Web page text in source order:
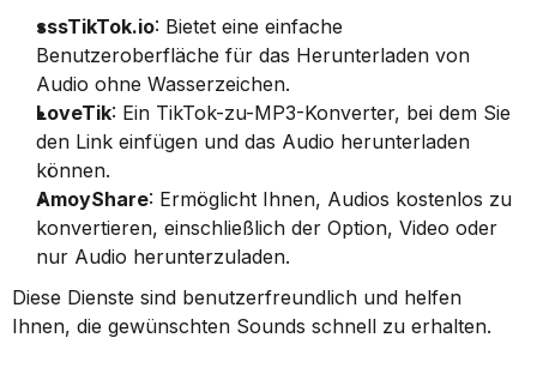
sssTikTok.io: Bietet eine einfache
Benutzeroberfläche für das Herunterladen von
Audio ohne Wasserzeichen.
LoveTik: Ein TikTok-zu-MP3-Konverter, bei dem Sie
den Link einfügen und das Audio herunterladen
können.
AmoyShare: Ermöglicht Ihnen, Audios kostenlos zu
konvertieren, einschließlich der Option, Video oder
nur Audio herunterzuladen.
Diese Dienste sind benutzerfreundlich und helfen
Ihnen, die gewünschten Sounds schnell zu erhalten.